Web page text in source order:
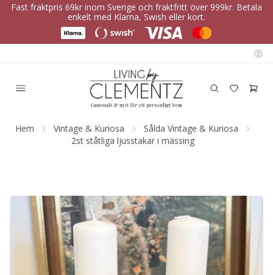
Fast fraktpris 69kr inom Sverige och fraktfritt över 999kr. Betala
enkelt med Klarna, Swish eller kort.
Hem Vintage & Kuriosa
Sålda Vintage & Kuriosa
2st ståtliga ljusstakar i mässing